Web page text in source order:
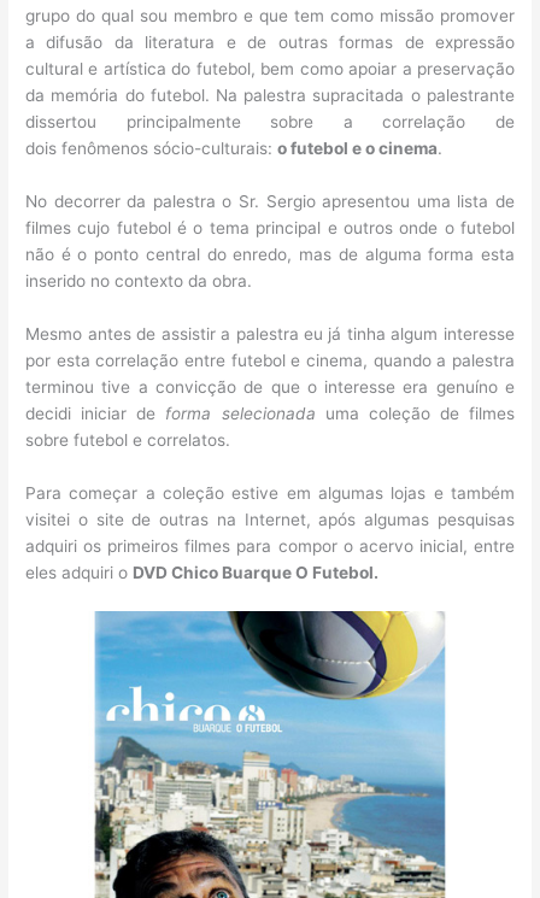
grupo do qual sou membro e que tem como missão promover
a difusão da literatura e de outras formas de expressão
cultural e artística do futebol, bem como apoiar a preservação
da memória do futebol. Na palestra supracitada o palestrante
dissertou principalmente sobre a correlação de
dois fenômenos sócio-culturais:o futebol e o cinema.
No decorrer da palestra o Sr. Sergio apresentou uma lista de
filmes cujo futebol é o tema principal e outros onde o futebol
não é o ponto central do enredo, mas de alguma forma esta
inserido no contexto da obra.
Mesmo antes de assistir a palestra eu já tinha algum interesse
por esta correlação entre futebol e cinema, quando a palestra
terminou tive a convicção de que o interesse era genuíno e
decidi iniciar de forma selecionada uma coleção de filmes
sobre futebol e correlatos.
Para começar a coleção estive em algumas lojas e também
visitei o site de outras na Internet, após algumas pesquisas
adquiri os primeiros filmes para compor o acervo inicial, entre
eles adquiri o DVD Chico Buarque O Futebol.